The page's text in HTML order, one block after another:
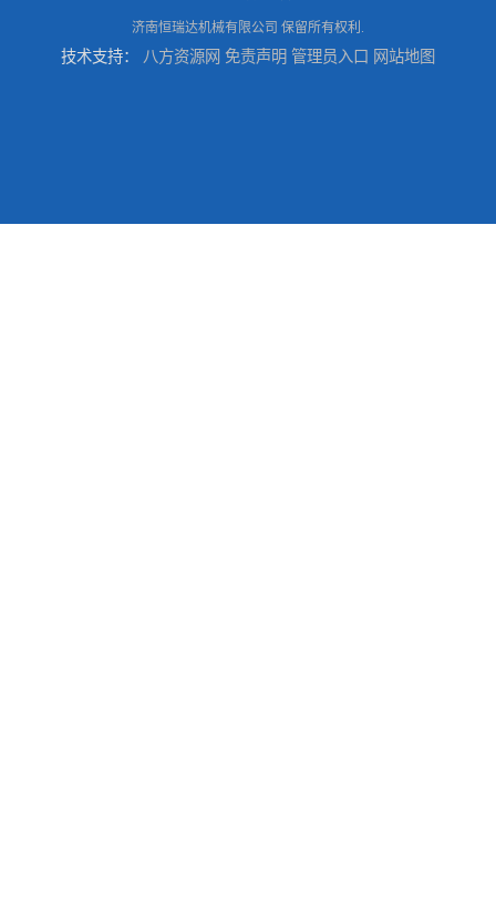
济南恒瑞达机械有限公司 保留所有权利.
技术支持： 八方资源网 免责声明 管理员入口 网站地图